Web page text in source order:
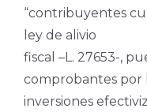
“contribuyentes
ley de alivio
fiscal –L. 27653-,
comprobantes por
inversiones